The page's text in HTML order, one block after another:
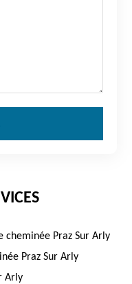
cheminée Praz Sur Arly
Praz Sur Arly
Arly